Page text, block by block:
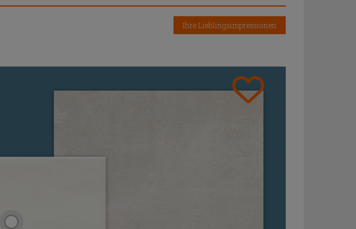
Ihre Lieblingsimpressionen